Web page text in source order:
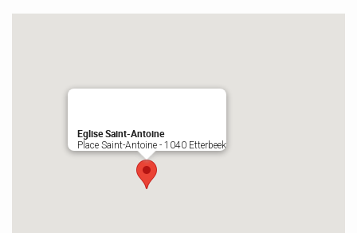
Eglise Saint-Antoine
Place Saint-Antoine - 1040 Etterbeek